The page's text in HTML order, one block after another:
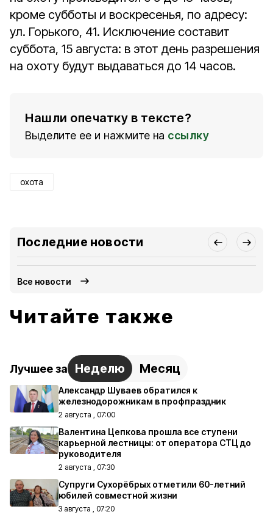
кроме субботы и воскресенья, по адресу:
ул. Горького, 41. Исключение составит
суббота, 15 августа: в этот день разрешения
на охоту будут выдаваться до 14 часов.
Нашли опечатку в тексте?
Выделите ее и нажмите на ссылку
охота
Последние новости
Все новости
Читайте также
Лучшее за Неделю Месяц
Александр Шуваев обратился к
железнодорожникам в профпраздник
2 августа , 07:00
Валентина Цепкова прошла все ступени
карьерной лестницы: от оператора СТЦ до
руководителя
2 августа , 07:30
Супруги Сухорёбрых отметили 60-летний
юбилей совместной жизни
3 августа , 07:20